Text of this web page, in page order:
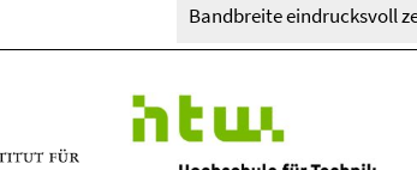
Bandbreite eindrucksvoll